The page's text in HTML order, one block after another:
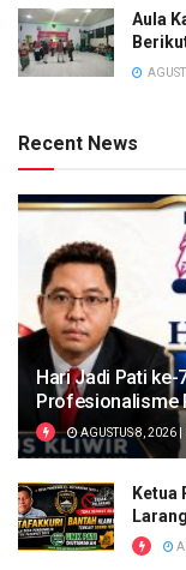
Aula
Recent News
Hari Jadi Pati
Profesionalisme
AGUSTUS 8, 2026 |
Ketua